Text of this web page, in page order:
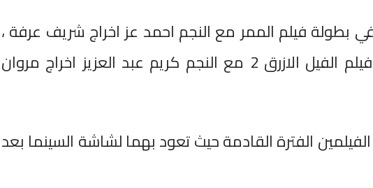
فيلم الممر مع النجم احمد عز اخراج شريف عرفة ،
كما تشارك في بطولة فيلم الفيل الازرق 2 مع النجم كريم عبد العزيز اخراج مروان
الفترة القادمة حيث تعود بهما لشاشة السينما بعد